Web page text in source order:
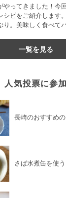
やってきました！今
シピをご紹介します
り。美味しく食べて
一覧を見る
人気投票に参加
長崎のおすすめ
さば水煮缶を使